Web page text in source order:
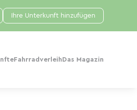
Fahrradverleih Das Magazin
Ihre Unterkunft hinzufügen